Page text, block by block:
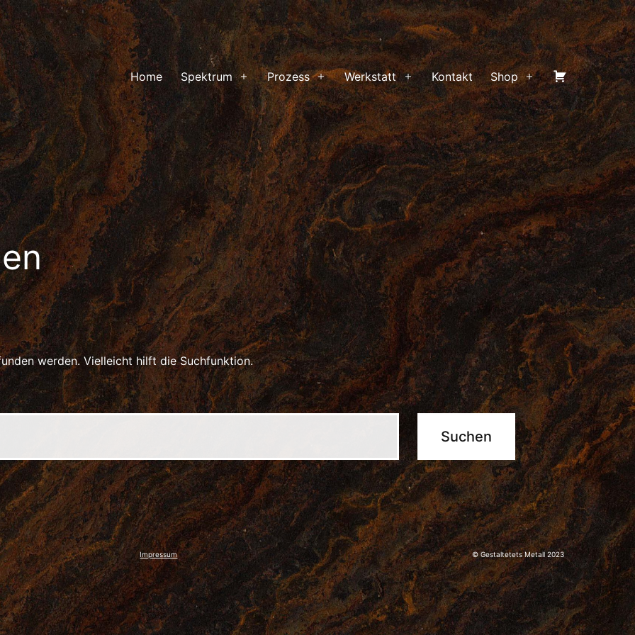
Home Spektrum
Menü
öffnen
Prozess
Menü
öffnen
Werkstatt
Menü
öffnen
Kontakt Shop
Menü
öffnen
Warenkorb
werden. Vielleicht hilft die Suchfunktion.
Impressum © Gestaltetets Metall 2023